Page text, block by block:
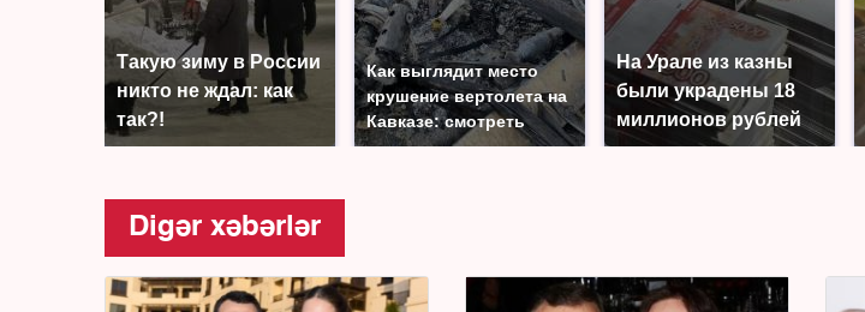
Такую зиму в России
никто не ждал: как
так?!
Как выглядит место
крушение вертолета на
Кавказе: смотреть
На Урале из казны
были украдены 18
миллионов рублей
Digər xəbərlər